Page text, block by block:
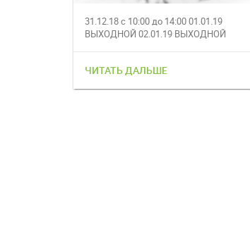
31.12.18 с 10:00 до 14:00 01.01.19
ВЫХОДНОЙ 02.01.19 ВЫХОДНОЙ
ЧИТАТЬ ДАЛЬШЕ